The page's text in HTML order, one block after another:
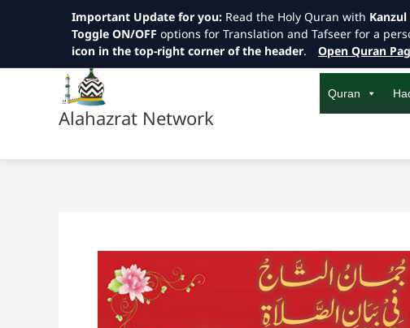
to
Alahazrat Network
Quran
Important Update for you: Read the Holy Quran with
Toggle ON/OFF options for Translation and Tafseer for a
icon in the top-right corner of the header. Open Quran